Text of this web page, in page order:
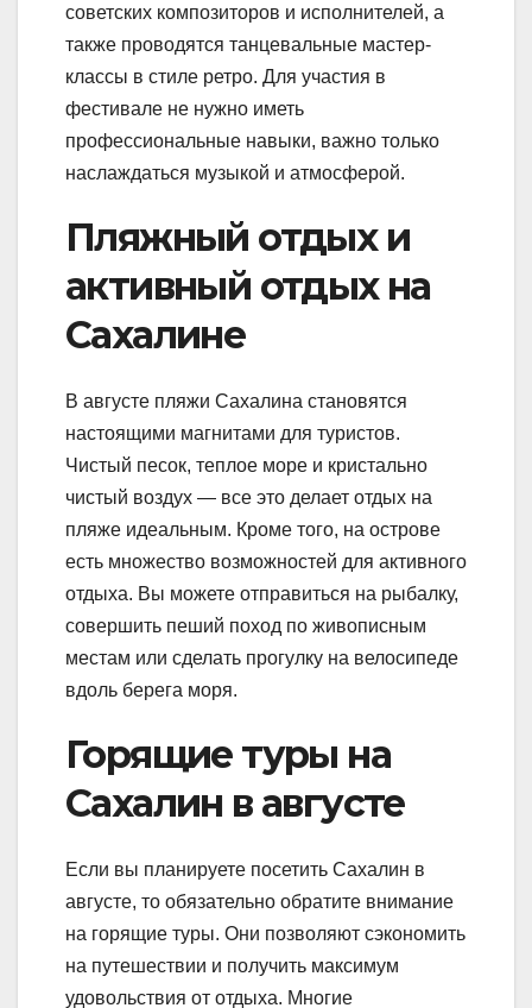
советских композиторов и исполнителей, а
также проводятся танцевальные мастер-
классы в стиле ретро. Для участия в
фестивале не нужно иметь
профессиональные навыки, важно только
наслаждаться музыкой и атмосферой.
Пляжный отдых и
активный отдых на
Сахалине
В августе пляжи Сахалина становятся
настоящими магнитами для туристов.
Чистый песок, теплое море и кристально
чистый воздух — все это делает отдых на
пляже идеальным. Кроме того, на острове
есть множество возможностей для активного
отдыха. Вы можете отправиться на рыбалку,
совершить пеший поход по живописным
местам или сделать прогулку на велосипеде
вдоль берега моря.
Горящие туры на
Сахалин в августе
Если вы планируете посетить Сахалин в
августе, то обязательно обратите внимание
на горящие туры. Они позволяют сэкономить
на путешествии и получить максимум
удовольствия от отдыха. Многие